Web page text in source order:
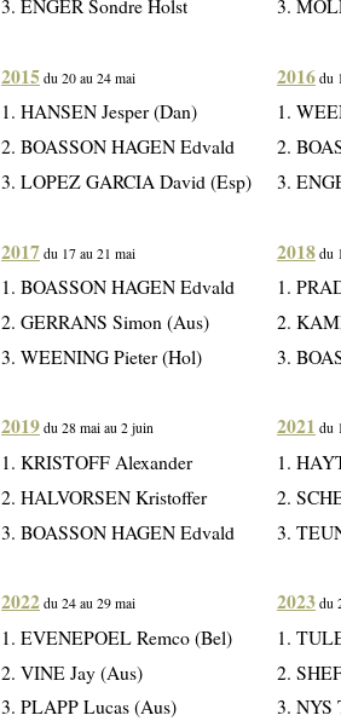
3. ENGER Sondre Holst
2015 du 20 au 24 mai
1. HANSEN Jesper (Dan)
2. BOASSON HAGEN Edvald
3. LOPEZ GARCIA David (Esp)
2017 du 17 au 21 mai
1. BOASSON HAGEN Edvald
2. GERRANS Simon (Aus)
3. WEENING Pieter (Hol)
2019 du 28 mai au 2 juin
1. KRISTOFF Alexander
2. HALVORSEN Kristoffer
3. BOASSON HAGEN Edvald
2022 du 24 au 29 mai
1. EVENEPOEL Remco (Bel)
2. VINE Jay (Aus)
3. PLAPP Lucas (Aus)
3.
2016 du
1.
2.
3.
2018 du
1.
2.
3.
2021 du
1.
2.
3.
2023 du
1.
2.
3. NYS